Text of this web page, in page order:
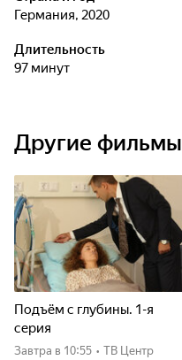
Германия, 2020
Длительность
97 минут
Другие фильмы
Подъём с глубины. 1-я
серия
Завтра в 10:55 • ТВ Центр